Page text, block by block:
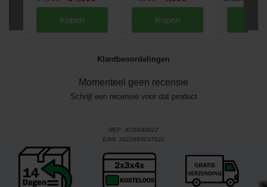
Kopen Kopen
Klantbeoordelingen
Momenteel geen recensie
Schrijf een recensie voor dat product
REF: ACS640022
EAN: 3422993037011